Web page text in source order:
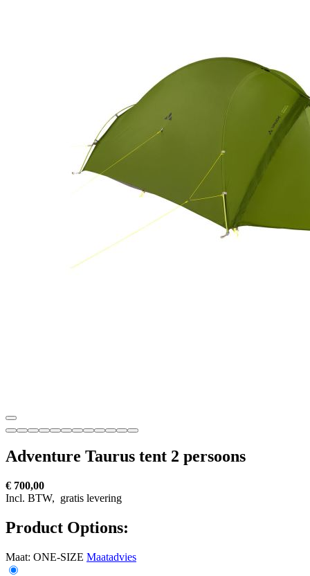
Adventure Taurus tent 2 persoons
€ 700,00
Incl. BTW, gratis levering
Product Options:
Maat: ONE-SIZE Maatadvies